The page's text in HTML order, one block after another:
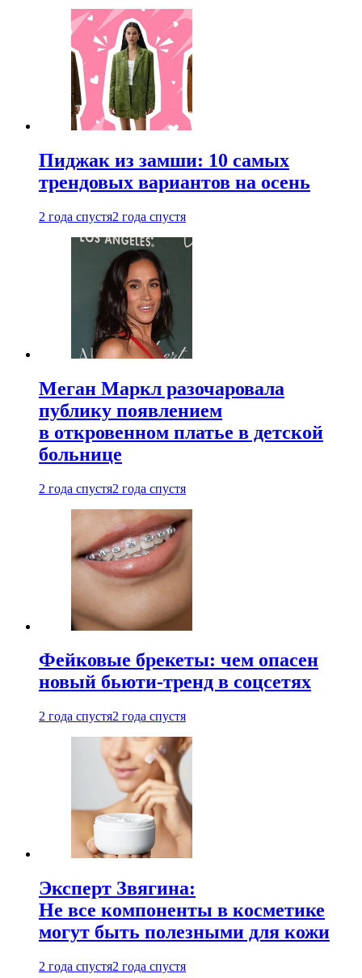
Пиджак из замши: 10 самых
трендовых вариантов на осень
2 года спустя2 года спустя
Меган Маркл разочаровала
публику появлением
в откровенном платье в детской
больнице
2 года спустя2 года спустя
Фейковые брекеты: чем опасен
новый бьюти-тренд в соцсетях
2 года спустя2 года спустя
Эксперт Звягина:
Не все компоненты в косметике
могут быть полезными для кожи
2 года спустя2 года спустя